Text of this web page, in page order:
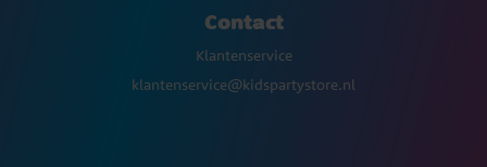
Contact
Klantenservice
klantenservice@kidspartystore.nl